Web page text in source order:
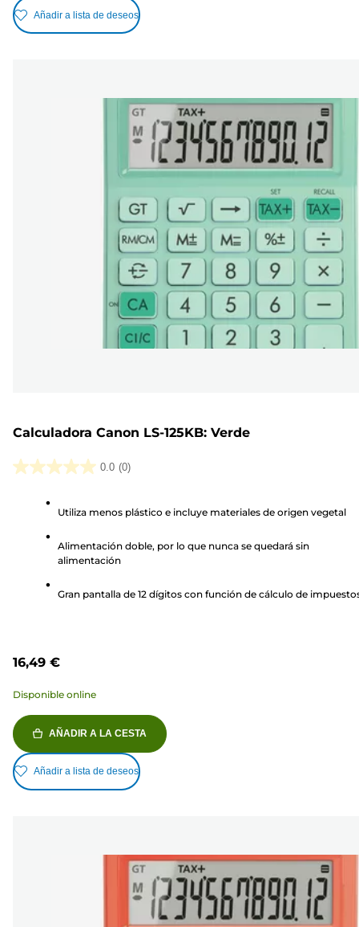
Añadir a lista de deseos
Calculadora Canon LS-125KB: Verde
0.0 (0)
0.0
estrellas.
Utiliza menos plástico e incluye materiales de origen vegetal
Alimentación doble, por lo que nunca se quedará sin
alimentación
Gran pantalla de 12 dígitos con función de cálculo de
16,49 €
Disponible online
AÑADIR A LA CESTA
Añadir a lista de deseos